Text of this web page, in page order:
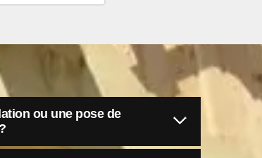
ou une pose de